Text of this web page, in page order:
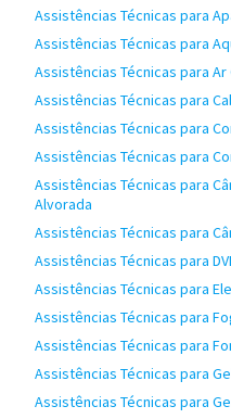
Assistências Técnicas para
Assistências Técnicas para
Assistências Técnicas para
Assistências Técnicas para
Assistências Técnicas para
Assistências Técnicas para
Assistências Técnicas para
Alvorada
Assistências Técnicas para
Assistências Técnicas para
Assistências Técnicas para
Assistências Técnicas para
Assistências Técnicas para
Assistências Técnicas para
Assistências Técnicas para